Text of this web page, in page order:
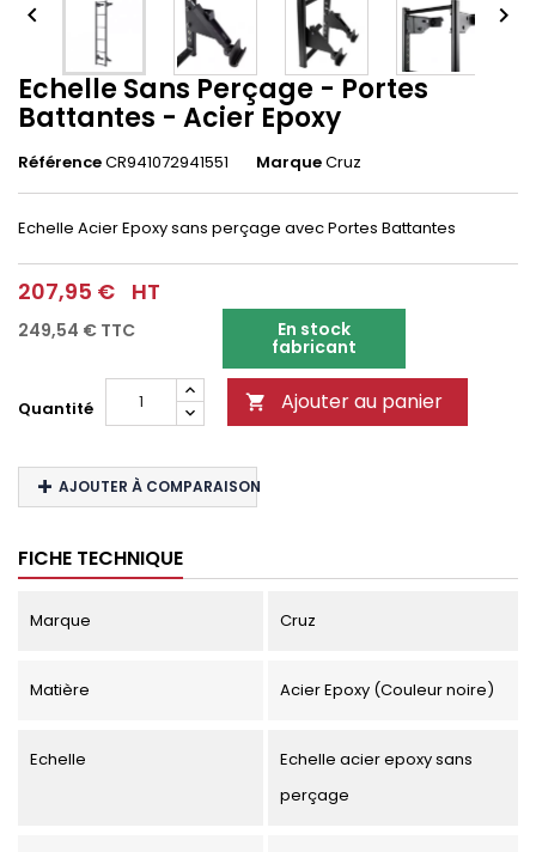
 
Echelle Sans Perçage - Portes
Battantes - Acier Epoxy
RéférenceCR941072941551 MarqueCruz
Echelle Acier Epoxy sans perçage avec Portes Battantes
207,95 € HT
249,54 € TTC En stock
fabricant
Quantité  Ajouter au panier
AJOUTER À COMPARAISON
FICHE TECHNIQUE
Marque Cruz
Matière Acier Epoxy (Couleur noire)
Echelle
Echelle acier epoxy sans
perçage